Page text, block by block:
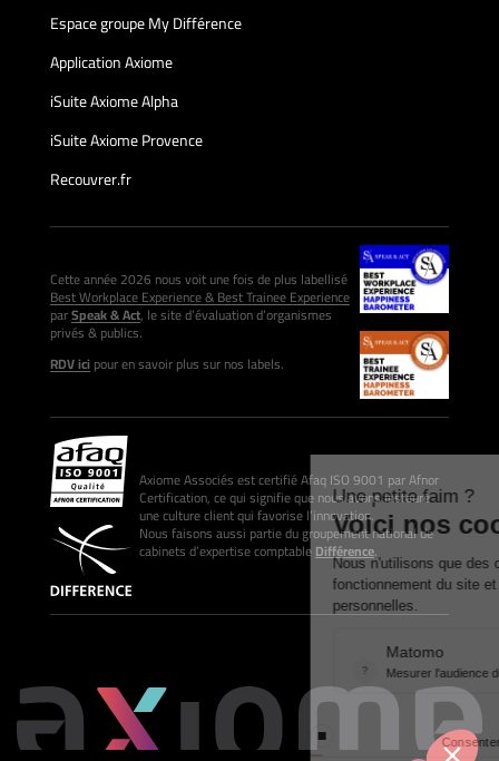
Espace groupe My Différence
Application Axiome
iSuite Axiome Alpha
iSuite Axiome Provence
Recouvrer.fr
Cette année 2026 nous voit une fois de plus labellisé
Best Workplace Experience & Best Trainee Experience
parSpeak & Act, le site d’évaluation d’organismes
privés & publics.
RDV icipour en savoir plus sur nos labels.
Axiome Associés est certifié Afaq ISO 9001 par Afnor
Certification, ce qui signifie que nous avons instauré
une culture client qui favorise l’innovation.
Nous faisons aussi partie du groupement national de
cabinets d’expertise comptableDifférence.